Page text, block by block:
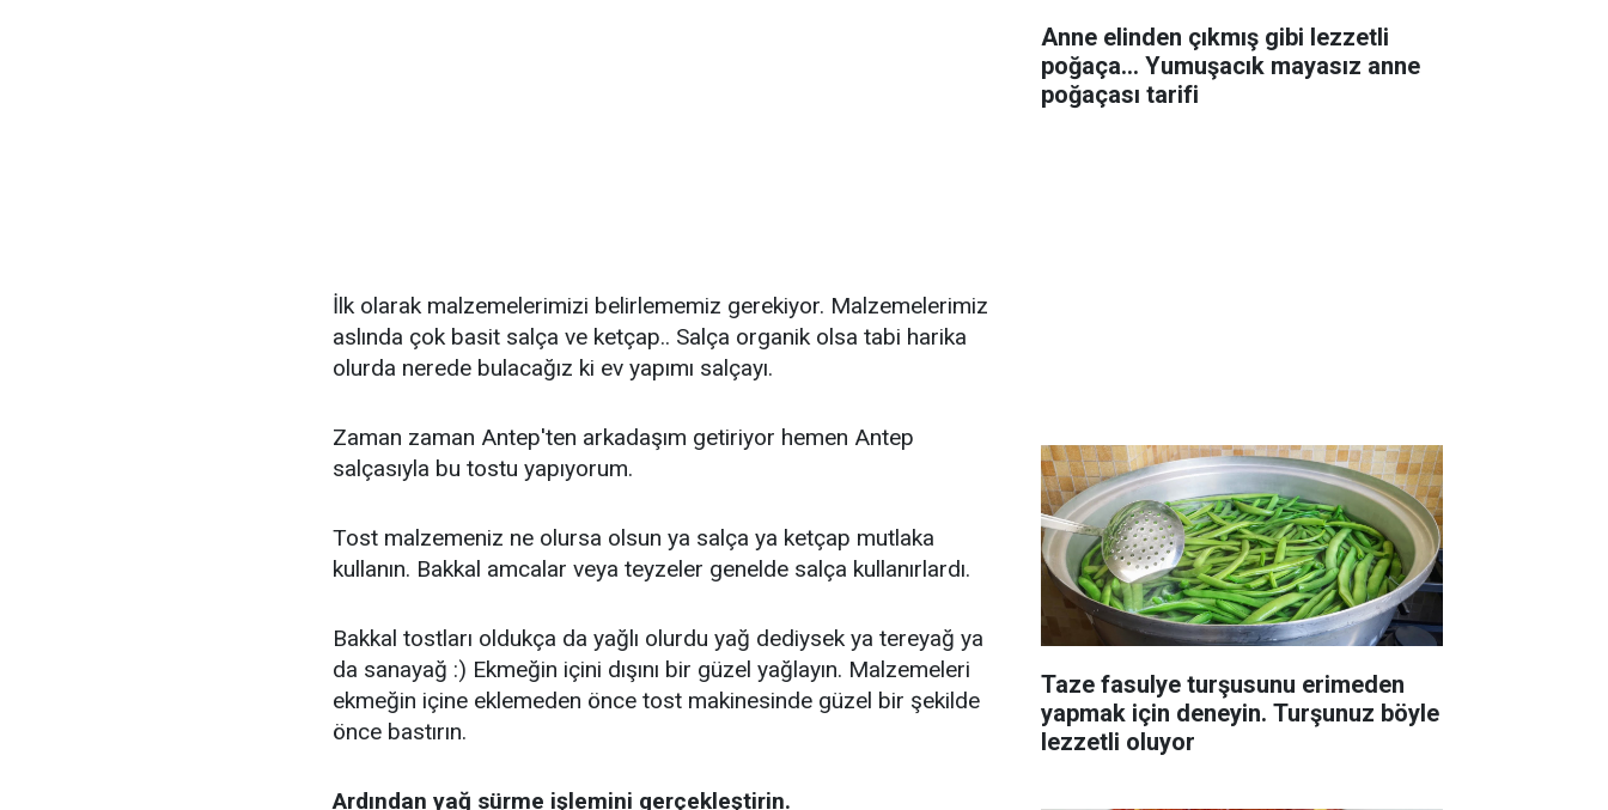
İlk olarak malzemelerimizi belirlememiz gerekiyor. Malzemelerimiz
aslında çok basit salça ve ketçap.. Salça organik olsa tabi harika
olurda nerede bulacağız ki ev yapımı salçayı.
Zaman zaman Antep'ten arkadaşım getiriyor hemen Antep
salçasıyla bu tostu yapıyorum.
Tost malzemeniz ne olursa olsun ya salça ya ketçap mutlaka
kullanın. Bakkal amcalar veya teyzeler genelde salça kullanırlardı.
Bakkal tostları oldukça da yağlı olurdu yağ dediysek ya tereyağ ya
da sanayağ :) Ekmeğin içini dışını bir güzel yağlayın. Malzemeleri
ekmeğin içine eklemeden önce tost makinesinde güzel bir şekilde
önce bastırın.
Ardından yağ sürme işlemini gerçekleştirin.
Anne elinden çıkmış gibi lezzetli
poğaça... Yumuşacık mayasız anne
poğaçası tarifi
Taze fasulye turşusunu erimeden
yapmak için deneyin. Turşunuz böyle
lezzetli oluyor